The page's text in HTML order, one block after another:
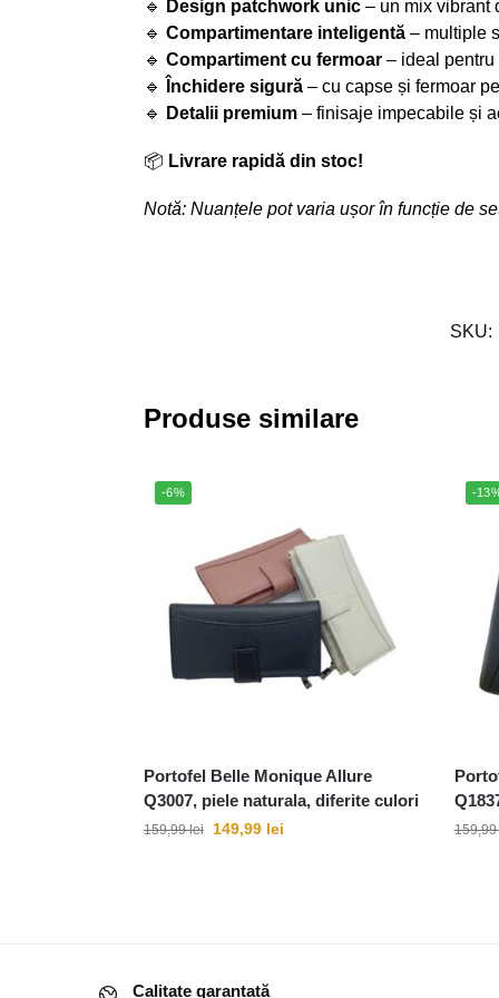
🔹 Design patchwork unic– un mix vibrant
🔹 Compartimentare inteligentă– multiple
🔹 Compartiment cu fermoar– ideal pentru
🔹
Închidere sigură– cu capse și fermoar
🔹
Detalii premium– finisaje impecabile și
📦 Livrare rapidă din stoc!
Notă: Nuanțele pot varia ușor în funcție de
SKU:
Produse similare
-6%
Portofel Belle Monique Allure
Q3007, piele naturala, diferite culori
159,99lei 149,99 lei
-
159,99
Calitate garantată